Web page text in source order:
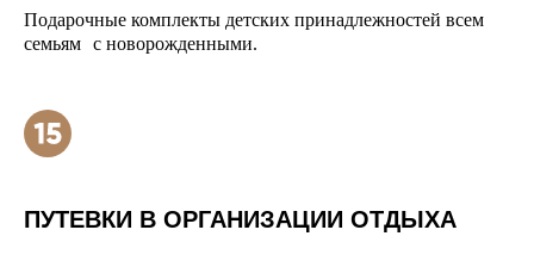
Подарочные комплекты детских принадлежностей всем
семьям с новорожденными.
ПУТЕВКИ В ОРГАНИЗАЦИИ ОТДЫХА